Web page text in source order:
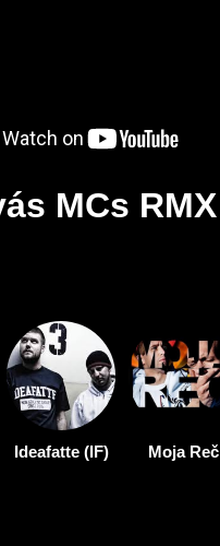
MCs RMX
Ideafatte (IF) Moja Reč